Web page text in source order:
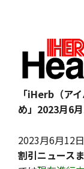
「iHerb（ア
め」 2023月6
2023月6月12
割引ニュースま